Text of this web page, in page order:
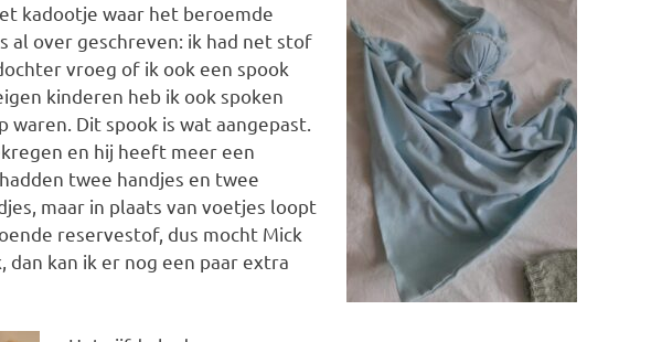
kadootje waar het beroemde
al over geschreven: ik had net stof
vroeg of ik ook een spook
kinderen heb ik ook spoken
Dit spook is wat aangepast.
en hij heeft meer een
twee handjes en twee
maar in plaats van voetjes loopt
reservestof, dus mocht Mick
kan ik er nog een paar extra